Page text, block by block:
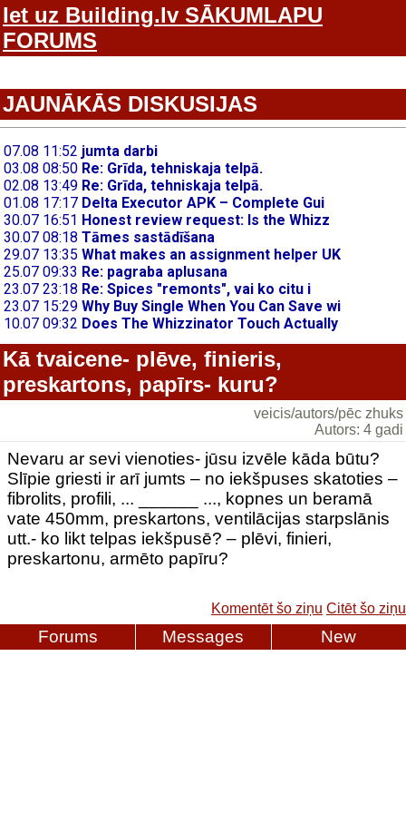
Iet uz Building.lv SĀKUMLAPU
FORUMS
JAUNĀKĀS DISKUSIJAS
Kā tvaicene- plēve, finieris,
preskartons, papīrs- kuru?
veicis/autors/pēc zhuks
Autors: 4 gadi
Nevaru ar sevi vienoties- jūsu izvēle kāda būtu?
Slīpie griesti ir arī jumts – no iekšpuses skatoties –
fibrolits, profili, ... ______ ..., kopnes un beramā
vate 450mm, preskartons, ventilācijas starpslānis
utt.- ko likt telpas iekšpusē? – plēvi, finieri,
preskartonu, armēto papīru?
Komentēt šo ziņu Citēt šo ziņu
Forums Messages New